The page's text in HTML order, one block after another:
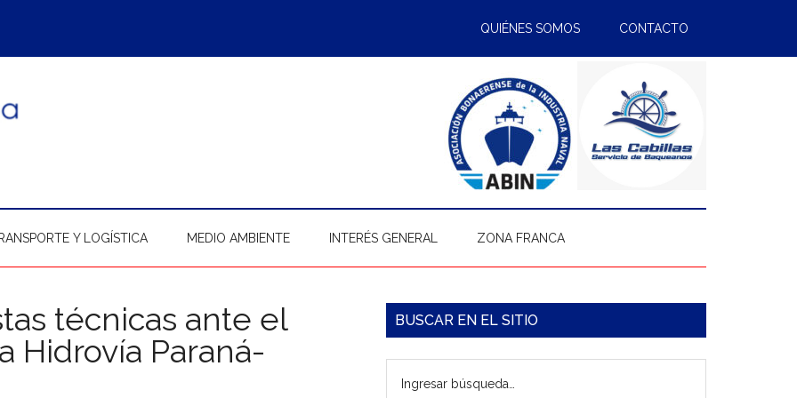
QUIÉNES SOMOS CONTACTO
Y LOGÍSTICA MEDIO AMBIENTE INTERÉS GENERAL ZONA FRANCA
técnicas ante el
Hidrovía Paraná-
Barra
principal
BUSCAR EN EL SITIO
búsqueda…